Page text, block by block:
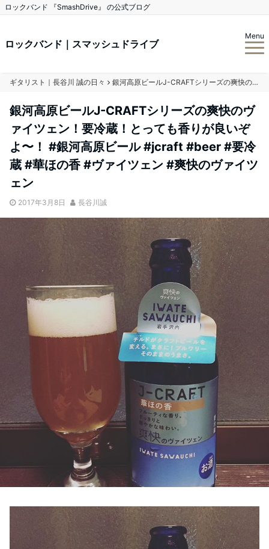
ロックバンド 『SmashDrive』 の公式ブログ
ロックバンド｜スマッシュドライブ
Menu
ギタリスト｜長谷川 誠の日々 銀河高原ビールJ-CRAFTシリーズの爽快のヴァイツェン！要冷蔵！とっても香りが良いぞよ〜！ #銀河高原ビール #jcraft #beer #要冷蔵 #華ほの香 #ヴァイツェン #爽快のヴァイツェン
銀河高原ビールJ-CRAFTシリーズの爽快のヴ
ァイツェン！要冷蔵！とっても香りが良いぞ
よ〜！ #銀河高原ビール #jcraft #beer #要冷
蔵 #華ほの香 #ヴァイツェン #爽快のヴァイツ
ェン
2017年3月8日 長谷川誠